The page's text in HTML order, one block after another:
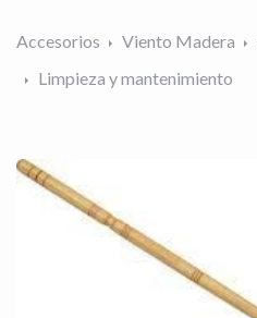
Accesorios Viento Madera
Limpieza y mantenimiento